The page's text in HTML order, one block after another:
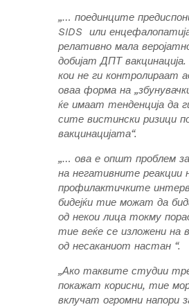
„… поединците
SIDS или
релативно мала
добијат ДПТ
кои не ги контролираат
оваа форма на
ќе имаат тенденција да
сите вистински ризици
вакцинацијата“.
„… ова е општ проблем
на негативните реакции
профилактичките
бидејќи тие можат да
од некои лица токму
тие веќе се изложени на
од несаканиот настан “.
„Ако таквите студии
покажат корисни, тие
вклучат огромни напори